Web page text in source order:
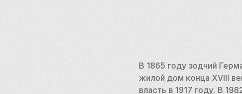
В 1865 году зодчий
жилой дом конца XVIII
власть в 1917 году. В